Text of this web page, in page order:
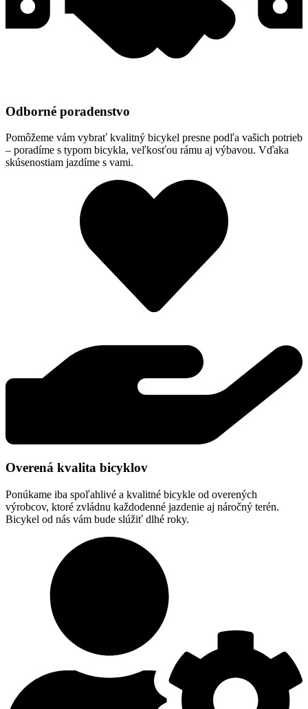
Odborné poradenstvo
Pomôžeme vám vybrať kvalitný bicykel presne podľa vašich potrieb
– poradíme s typom bicykla, veľkosťou rámu aj výbavou. Vďaka
skúsenostiam jazdíme s vami.
Overená kvalita bicyklov
Ponúkame iba spoľahlivé a kvalitné bicykle od overených
výrobcov, ktoré zvládnu každodenné jazdenie aj náročný terén.
Bicykel od nás vám bude slúžiť dlhé roky.